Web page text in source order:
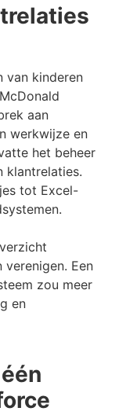
van kinderen
aan
werkwijze en
het beheer
klantrelaties.
tot Excel-
Een
zou meer
en